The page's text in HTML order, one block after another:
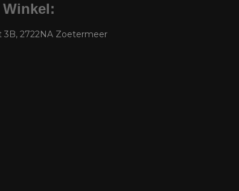
Winkel:
3B, 2722NA Zoetermeer